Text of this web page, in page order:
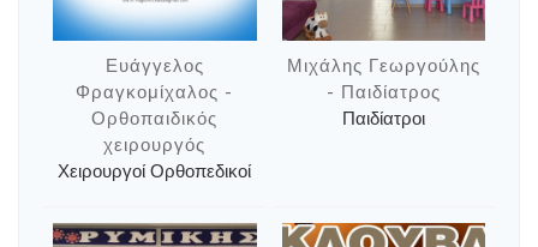
Ευάγγελος
Φραγκομίχαλος -
Ορθοπαιδικός
χειρουργός
Χειρουργοί Ορθοπεδικοί
Μιχάλης Γεωργούλης
- Παιδίατρος
Παιδίατροι